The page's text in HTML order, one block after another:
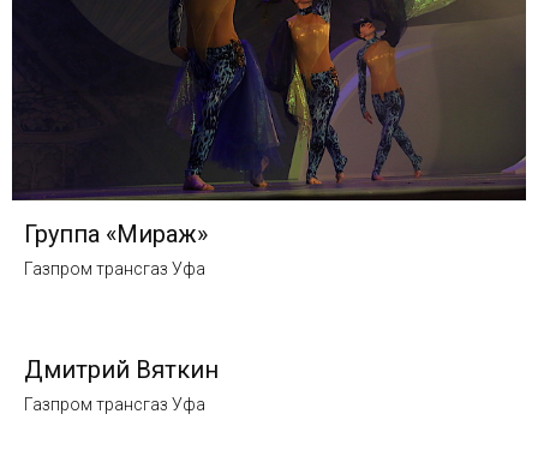
Группа «Мираж»
Газпром трансгаз Уфа
Дмитрий Вяткин
Газпром трансгаз Уфа